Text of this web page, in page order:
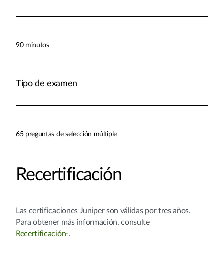
90 minutos
Tipo de examen
65 preguntas de selección múltiple
Recertificación
Las certificaciones Juniper son válidas por tres años.
Para obtener más información, consulte
Recertificación-.